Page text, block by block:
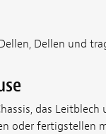
Dellen und
das
oder fertigstellen